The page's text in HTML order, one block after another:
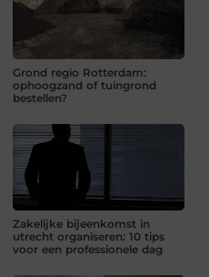
Grond regio Rotterdam:
ophoogzand of tuingrond
bestellen?
Zakelijke bijeenkomst in
utrecht organiseren: 10 tips
voor een professionele dag